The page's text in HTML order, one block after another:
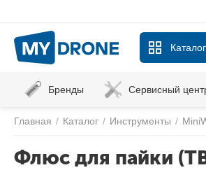
Бренды Сервисный
Главная / Каталог / Инструменты /
Флюс для пайки